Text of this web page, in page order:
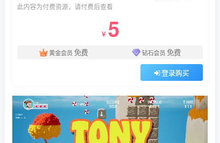
此内容为付费资源，请付费后查看
￥ 5
黄金会员 免费 钻石会员 免费
登录购买